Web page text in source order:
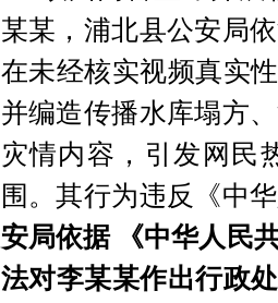
某某，浦北县公安局
在未经核实视频真实
并编造传播水库塌方
灾情内容，引发网民
围。其行为违反《中
安局依据 《中华人民
法对李某某作出行政